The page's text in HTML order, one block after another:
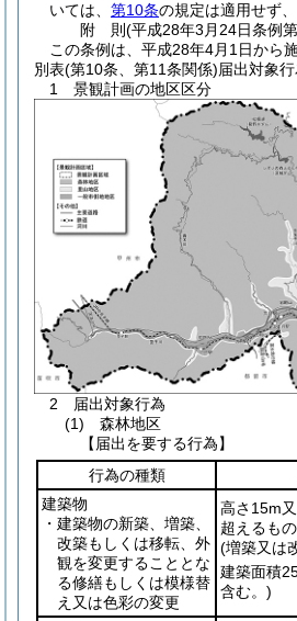
いては、 第10条の規定は適用せず
附 則(平成28年3月24日条例
この条例は、平成28年4月1日から施
別表(第10条、第11条関係)届出対象行
1 景観計画の地区区分
2 届出対象行為
(1) 森林地区
【届出を要する行為】
行為の種類
建築物
・建築物の新築、増築、
改築もしくは移転、外
観を変更することとな
る修繕もしくは模様替
え又は色彩の変更
高さ15m
超えるもの
(増築又は
建築面積
含む。)